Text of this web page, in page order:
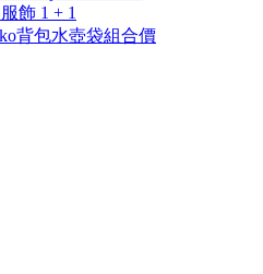
飾 1 + 1
背包水壺袋組合價